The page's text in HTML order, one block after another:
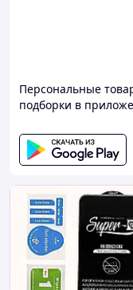
Персональные
подборки в